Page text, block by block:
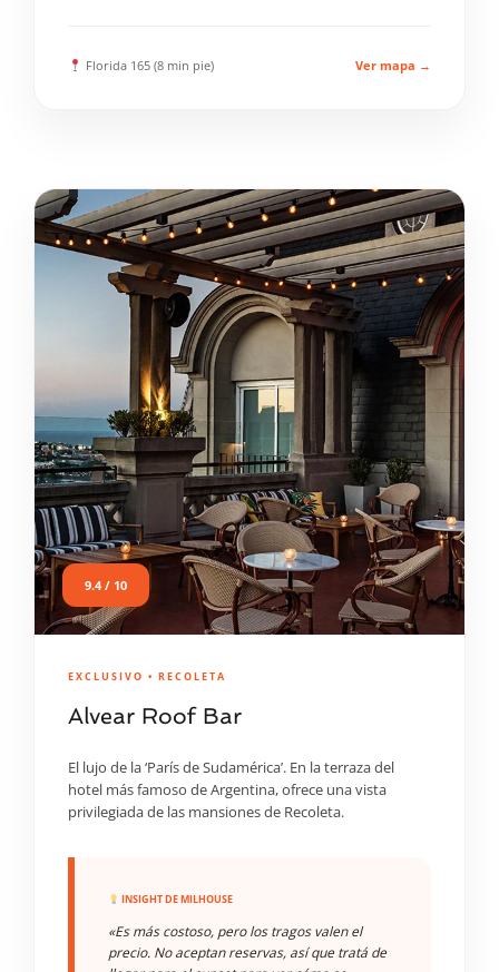
Florida 165 (8 min pie) Ver mapa →
9.4 / 10
EXCLUSIVO • RECOLETA
Alvear Roof Bar
El lujo de la ‘París de Sudamérica’. En la terraza del
hotel más famoso de Argentina, ofrece una vista
privilegiada de las mansiones de Recoleta.
INSIGHT DE MILHOUSE
«Es más costoso, pero los tragos valen el
precio. No aceptan reservas, así que tratá de